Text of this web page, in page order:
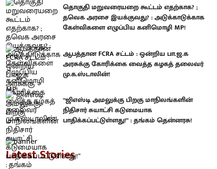
தொகுதி மறுவரையறை கூட்டம் எதற்காக? ;
தவெக அரசை இயக்குவது? : அடுக்காடுக்காக
கேள்விகளை எழுப்பிய கனிமொழி MP!
ஆபத்தான FCRA சட்டம் : ஒன்றிய பா.ஜ.க
அரசுக்கு கோரிக்கை வைத்த கழகத் தலைவர்
மு.க.ஸ்டாலின்!
“ஜிஎஸ்டி அமலுக்கு பிறகு மாநிலங்களின்
நிதிசார் சுயாட்சி கடுமையாக
பாதிக்கப்பட்டுள்ளது!” : தங்கம் தென்னரசு!
Latest Stories